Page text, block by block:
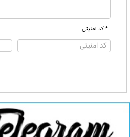
* کد امنیتی